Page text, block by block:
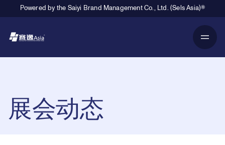
Powered by the Saiyi Brand Management Co., Ltd. (Sels Asia)®
展会动态